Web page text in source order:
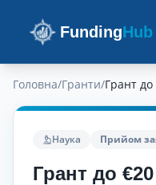
FundingHub
Головна/Гранти/
Наука Прийом
Грант до